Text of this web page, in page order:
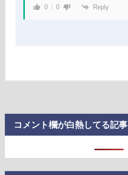
0 0 Reply
コメント欄が白熱してる記事